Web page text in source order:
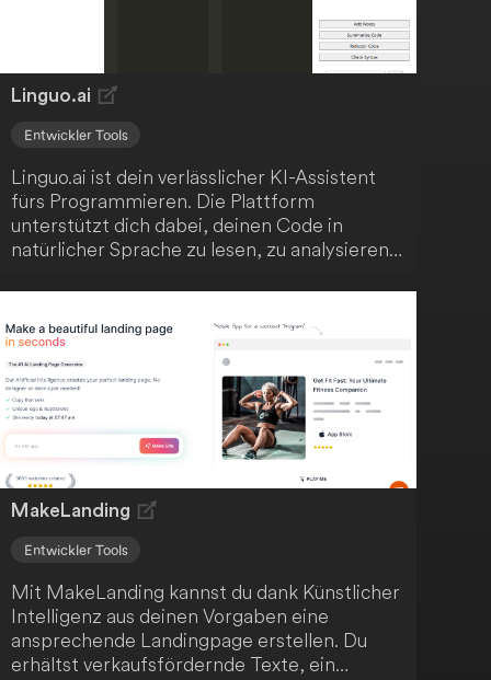
Linguo.ai
Entwickler Tools
Linguo.ai ist dein verlässlicher KI-Assistent
fürs Programmieren. Die Plattform
unterstützt dich dabei, deinen Code in
natürlicher Sprache zu lesen, zu analysieren,
Linguo.ai verbesserst du deinen Code ganz
einfach!
MakeLanding
Entwickler Tools
Mit MakeLanding kannst du dank Künstlicher
Intelligenz aus deinen Vorgaben eine
ansprechende Landingpage erstellen. Du
erhältst verkaufsfördernde Texte, ein